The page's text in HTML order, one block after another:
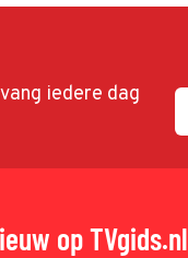
iedere dag
op TVgids.nl